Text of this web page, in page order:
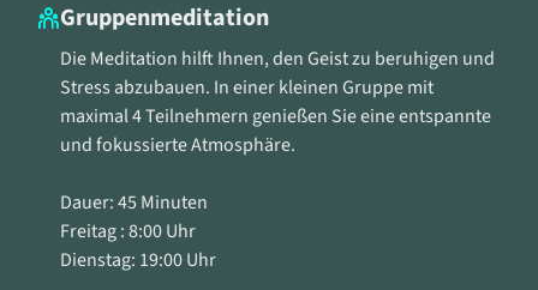
sich durch bewusste Atemübungen.
Mantra-Meditation: Fokussieren Sie sich auf ein
beruhigendes Mantra, um den Geist zu klären.
Visualisierung: Nutzen Sie gezielte
Visualisierungstechniken, um Stress abzubauen
und die innere Ruhe zu finden.
Teil Ihres Körpers bewusst, um Spannungen
abzubauen.
Gruppenmeditation
Die Meditation hilft Ihnen, den Geist zu beruhigen und
Stress abzubauen. In einer kleinen Gruppe mit
maximal 4 Teilnehmern genießen Sie eine entspannte
und fokussierte Atmosphäre.
Dauer: 45 Minuten
Freitag : 8:00 Uhr
Dienstag: 19:00 Uhr